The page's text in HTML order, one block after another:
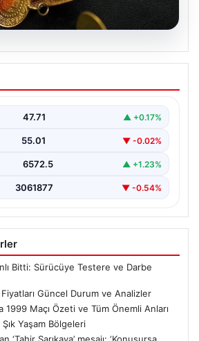
Altın Fiyatları Güncel
ve jeopolitical riskler nedeniyle
47.71 ▲ +0.17%
55.01 ▼ -0.02%
6572.5 ▲ +1.23%
3061877 ▼ -0.54%
Bitti: Sürücüye Testere ve Darbe
Güncel Durum ve Analizler
Maçı Özeti ve Tüm Önemli Anları
Yaşam Bölgeleri